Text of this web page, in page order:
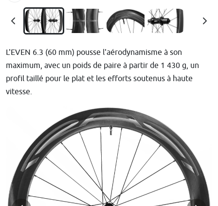
L'EVEN 6.3 (60 mm) pousse l'aérodynamisme à son
maximum, avec un poids de paire à partir de 1 430 g, un
profil taillé pour le plat et les efforts soutenus à haute
vitesse.